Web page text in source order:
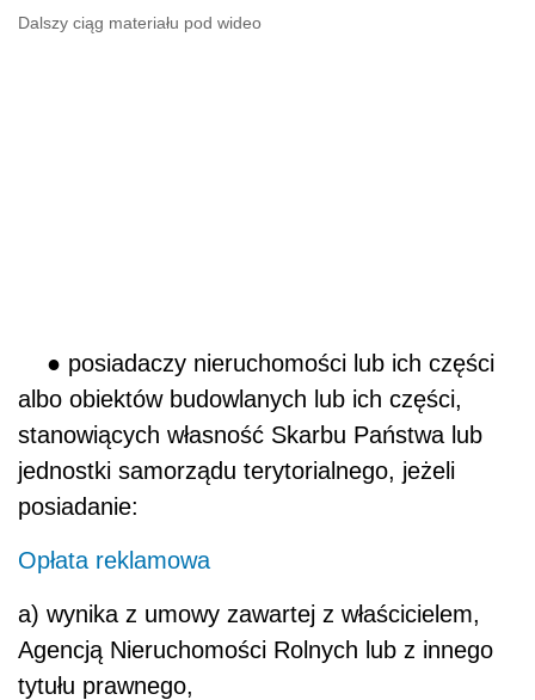
Dalszy ciąg materiału pod wideo
● posiadaczy nieruchomości lub ich części
albo obiektów budowlanych lub ich części,
stanowiących własność Skarbu Państwa lub
jednostki samorządu terytorialnego, jeżeli
posiadanie:
Opłata reklamowa
a) wynika z umowy zawartej z właścicielem,
Agencją Nieruchomości Rolnych lub z innego
tytułu prawnego,